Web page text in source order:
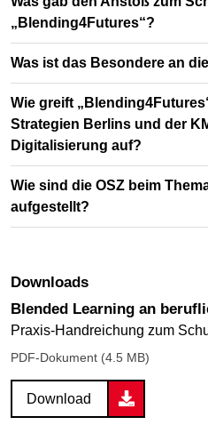
„Blending4Futures“?
Was ist das Besondere an
Wie greift
Strategien Berlins und der
Digitalisierung auf?
Wie sind die OSZ beim
aufgestellt?
Downloads
Blended Learning an
Praxis-Handreichung zum
PDF-Dokument (4.5 MB)
Download